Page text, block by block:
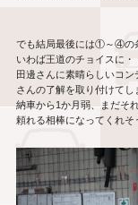
でも結局最後には①～④の
いわば王道のチョイスに・
田邊さんに素晴らしいコ
さんの了解を取り付けてし
納車から1か月弱、まだそ
頼れる相棒になってくれそ